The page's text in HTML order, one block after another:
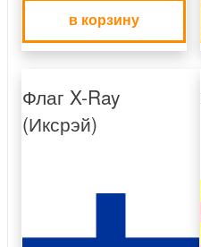
в корзину
Флаг X-Ray
(Иксрэй)